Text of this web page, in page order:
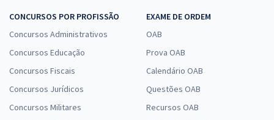
CONCURSOS POR PROFISSÃO
Concursos Administrativos
Concursos Educação
Concursos Fiscais
Concursos Jurídicos
Concursos Militares
EXAME DE ORDEM
OAB
Prova OAB
Calendário OAB
Questões OAB
Recursos OAB